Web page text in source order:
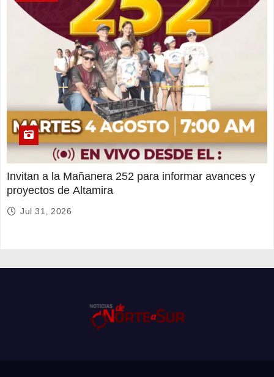
Invitan a la Mañanera 252 para informar avances y
proyectos de Altamira
Jul 31, 2026